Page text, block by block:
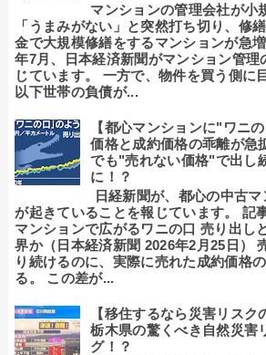
マンションの管理会社が小
「うまみがない」と突然打ち切り、修
金で大規模修繕をするマンションが急
年7月、日本経済新聞がマンション管理
じています。 一方で、物件を買う側に
以下世帯の負債が...
【都心マンションに"ワニ
価格と成約価格の乖離が急
でも"売れない価格"で出し
に！？
日経新聞が、都心の中古
が起きていることを報じています。 記
マンションで広がるワニの口 売り出し
界か（日本経済新聞 2026年2月25日）
り続けるのに、実際に売れた成約価格
る。 この差が...
【移住するなら災害リスク
栃木県の驚くべき自然災害
グ！？